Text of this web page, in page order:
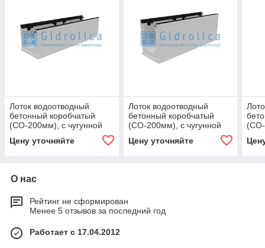
Лоток водоотводный
бетонный коробчатый
(СО-200мм), с чугунной
насадкой, с уклоном 0,5%
КUу 100.29,8
Цену уточняйте
Лоток водоотводный
бетонный коробчатый
(СО-200мм), с чугунной
насадкой, с уклоном 0,5%
КUу 100.29,8
Цену уточняйте
(СО-
КUу
О нас
Рейтинг не сформирован
Менее 5 отзывов за последний год
Работает с 17.04.2012